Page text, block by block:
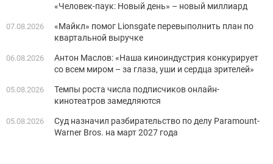
«Человек-паук: Новый день» – новый миллиард
07.08.2026
«Майкл» помог Lionsgate перевыполнить план по
квартальной выручке
06.08.2026
Антон Маслов: «Наша киноиндустрия конкурирует
со всем миром – за глаза, уши и сердца зрителей»
05.08.2026
Темпы роста числа подписчиков онлайн-
кинотеатров замедляются
05.08.2026
Суд назначил разбирательство по делу Paramount-
Warner Bros. на март 2027 года